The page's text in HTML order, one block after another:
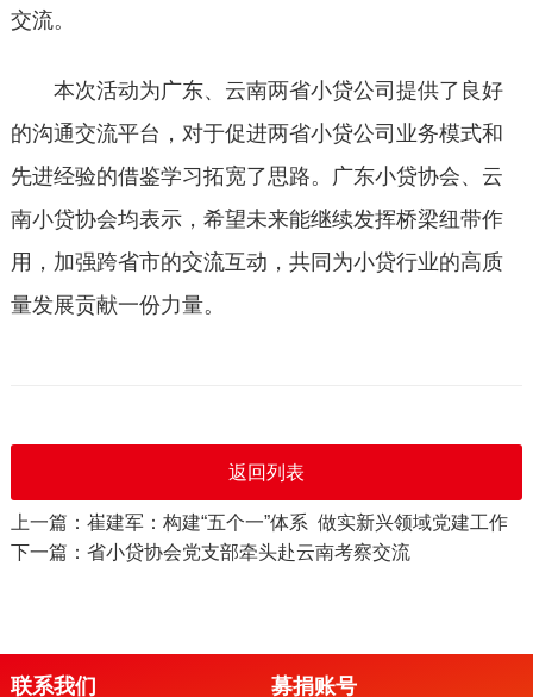
交流。
本次活动为广东、云南两省小贷公司提供了良好
的沟通交流平台，对于促进两省小贷公司业务模式和
先进经验的借鉴学习拓宽了思路。广东小贷协会、云
南小贷协会均表示，希望未来能继续发挥桥梁纽带作
用，加强跨省市的交流互动，共同为小贷行业的高质
量发展贡献一份力量。
返回列表
上一篇：崔建军：构建“五个一”体系 做实新兴领域党建工作
下一篇：省小贷协会党支部牵头赴云南考察交流
联系我们 募捐账号